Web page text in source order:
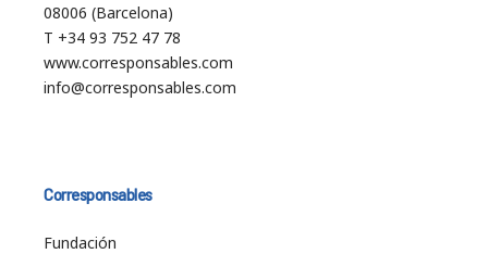
08006 (Barcelona)
T +34 93 752 47 78
www.corresponsables.com
info@corresponsables.com
Corresponsables
Fundación